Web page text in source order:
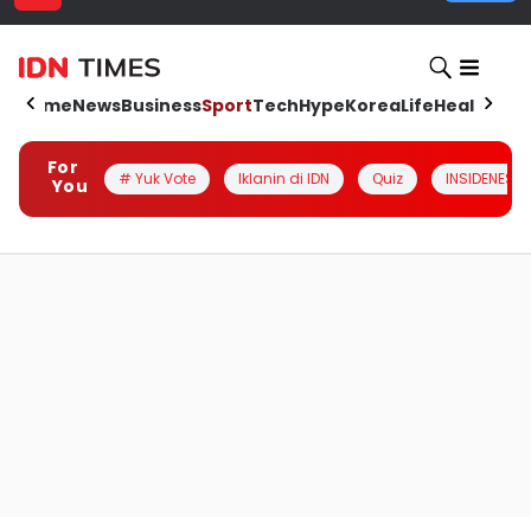
HomeNewsBusinessSportTechHypeKoreaLifeHealth
For
You
# Yuk Vote Iklanin di IDN Quiz INSIDENESIA